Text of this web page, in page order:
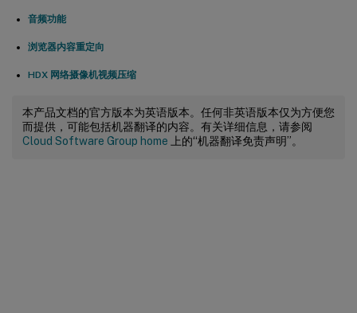
音频功能
浏览器内容重定向
HDX 网络摄像机视频压缩
本产品文档的官方版本为英语版本。任何非英语版本仅为方便您
而提供，可能包括机器翻译的内容。有关详细信息，请参阅
Cloud Software Group home 上的“机器翻译免责声明”。